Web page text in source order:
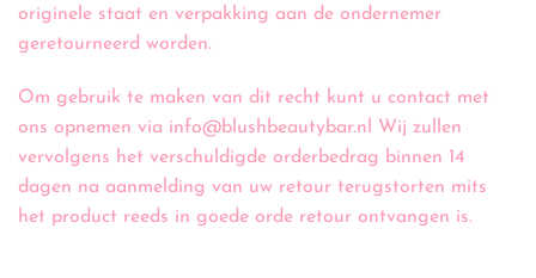
originele staat en verpakking aan de ondernemer
geretourneerd worden.
Om gebruik te maken van dit recht kunt u contact met
ons opnemen via info@blushbeautybar.nl Wij zullen
vervolgens het verschuldigde orderbedrag binnen 14
dagen na aanmelding van uw retour terugstorten mits
het product reeds in goede orde retour ontvangen is.